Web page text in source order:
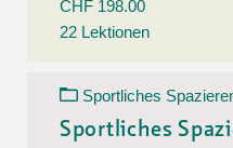
CHF 198.00
22 Lektionen
Sportliches
Sportliches